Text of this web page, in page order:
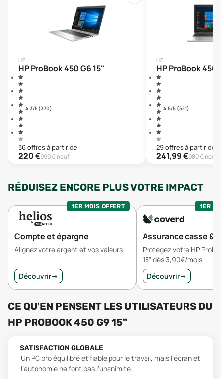
HP
HP ProBook 450 G6 15"
4.3/5 (370)
36offresà partir de :
220€999€ neuf
HP
HP ProBook 450
4.5/5 (531)
29offresà partir de :
241,99€980€ neuf
RÉDUISEZ ENCORE PLUS VOTRE IMPACT
1ER MOIS OFFERT
Compte et épargne
Alignez votre argent et vos valeurs
Découvrir→
1ER
Assurance casse &
Protégez votre HP
15" dès 3,90€/mois
Découvrir→
CE QU'EN PENSENT LES UTILISATEURS DU
HP PROBOOK 450 G9 15"
SATISFACTION GLOBALE
Un PC pro équilibré et fiable pour le travail, mais l’écran et
l’autonomie ne font pas l’unanimité.